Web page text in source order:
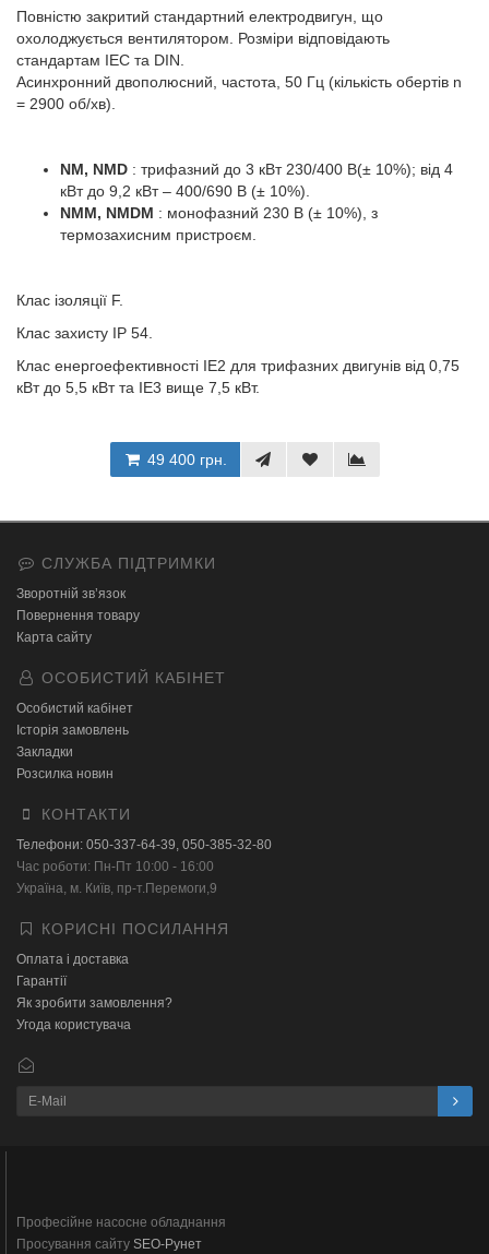
Повністю закритий стандартний електродвигун, що
охолоджується вентилятором. Розміри відповідають
стандартам IEC та DIN.
Асинхронний двополюсний, частота, 50 Гц (кількість обертів n
= 2900 об/хв).
NM, NMD : трифазний до 3 кВт 230/400 В(± 10%); від 4
кВт до 9,2 кВт – 400/690 В (± 10%).
NMM, NMDM : монофазний 230 В (± 10%), з
термозахисним пристроєм.
Клас ізоляції F.
Клас захисту ІР 54.
Клас енергоефективності IE2 для трифазних двигунів від 0,75
кВт до 5,5 кВт та IE3 вище 7,5 кВт.
49 400 грн.
СЛУЖБА ПІДТРИМКИ
Зворотній зв’язок
Повернення товару
Карта сайту
ОСОБИСТИЙ КАБІНЕТ
Особистий кабінет
Історія замовлень
Закладки
Розсилка новин
КОНТАКТИ
Телефони: 050-337-64-39, 050-385-32-80
Час роботи: Пн-Пт 10:00 - 16:00
Українa, м. Київ, пр-т.Перемоги,9
КОРИСНІ ПОСИЛАННЯ
Оплата і доставка
Гарантії
Як зробити замовлення?
Угода користувача
Професійне насосне обладнання
Просування сайту SEO-Рунет